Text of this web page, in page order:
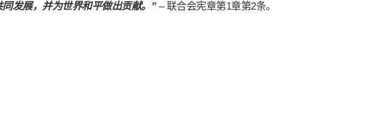
发展，并为世界和平做出贡献。”– 联合会宪章第1章第2条。